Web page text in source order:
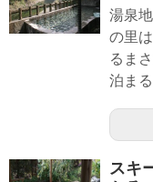
湯泉
の里
るま
泊ま
スキ